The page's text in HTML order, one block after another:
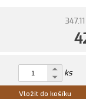
ks
Vložit do košíku